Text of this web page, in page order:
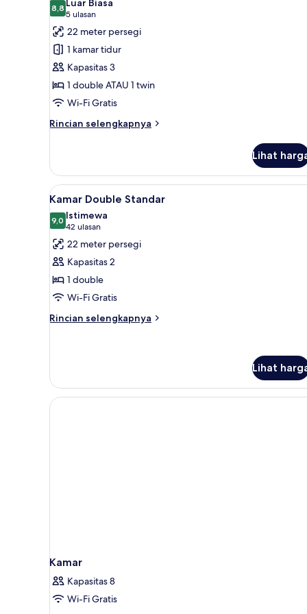
foto
untuk
Kamar
Triple
Standar
8,88,8 dari 10
Luar Biasa
5 ulasan
(5
ulasan)
22 meter persegi
1 kamar tidur
Kapasitas 3
1 double ATAU 1 twin
Wi-Fi Gratis
Rincian selengkapnya
Rincian
Kamar
Triple
Standar
Lihat
Lihat
semua
foto
untuk
Kamar
Double
Standar
Brankas, setrika/meja setrika,
4
Kamar Double Standar
9,09,0 dari 10
Istimewa
42 ulasan
(42
ulasan)
22 meter persegi
Kapasitas 2
1 double
Wi-Fi Gratis
Rincian selengkapnya
Rincian
Double
Standar
Lihat
Kamar
Kapasitas 8
Wi-Fi Gratis